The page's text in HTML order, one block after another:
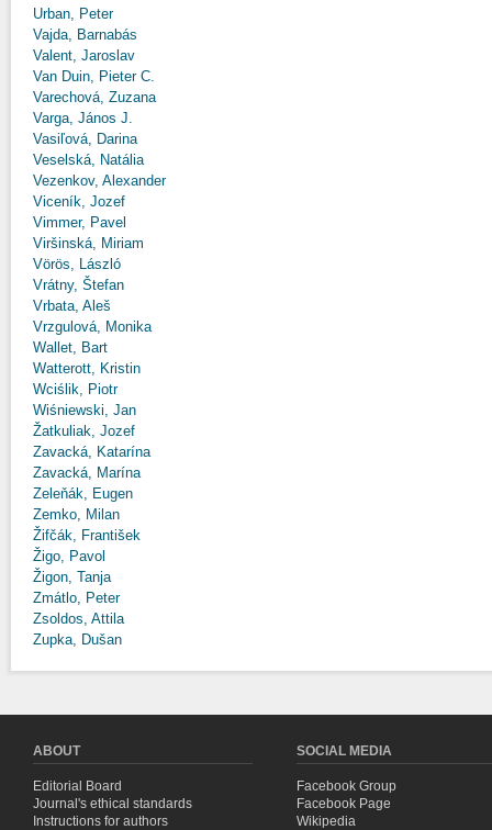
Urban, Peter
Vajda, Barnabás
Valent, Jaroslav
Van Duin, Pieter C.
Varechová, Zuzana
Varga, János J.
Vasiľová, Darina
Veselská, Natália
Vezenkov, Alexander
Viceník, Jozef
Vimmer, Pavel
Viršinská, Miriam
Vörös, László
Vrátny, Štefan
Vrbata, Aleš
Vrzgulová, Monika
Wallet, Bart
Watterott, Kristin
Wciślik, Piotr
Wiśniewski, Jan
Žatkuliak, Jozef
Zavacká, Katarína
Zavacká, Marína
Zeleňák, Eugen
Zemko, Milan
Žifčák, František
Žigo, Pavol
Žigon, Tanja
Zmátlo, Peter
Zsoldos, Attila
Zupka, Dušan
ABOUT
Editorial Board
Journal's ethical standards
Instructions for authors
SOCIAL MEDIA
Facebook Group
Facebook Page
Wikipedia